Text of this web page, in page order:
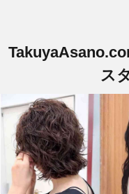
ス